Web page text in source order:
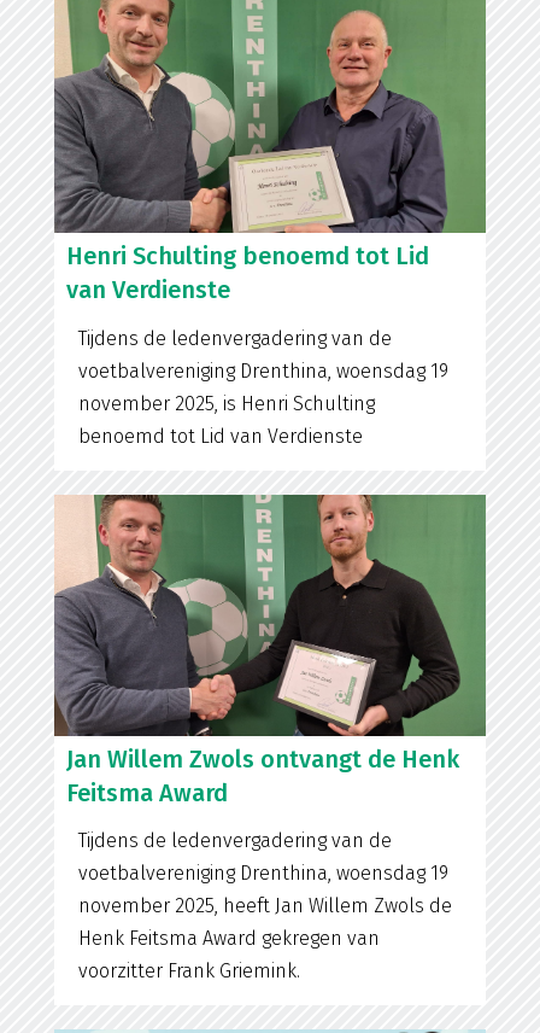
Henri Schulting benoemd tot Lid
van Verdienste
Tijdens de ledenvergadering van de
voetbalvereniging Drenthina, woensdag 19
november 2025, is Henri Schulting
benoemd tot Lid van Verdienste
Jan Willem Zwols ontvangt de Henk
Feitsma Award
Tijdens de ledenvergadering van de
voetbalvereniging Drenthina, woensdag 19
november 2025, heeft Jan Willem Zwols de
Henk Feitsma Award gekregen van
voorzitter Frank Griemink.